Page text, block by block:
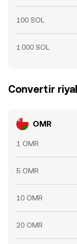
100 SOL
1 000 SOL
Convertir
OMR
1 OMR
5 OMR
10 OMR
20 OMR